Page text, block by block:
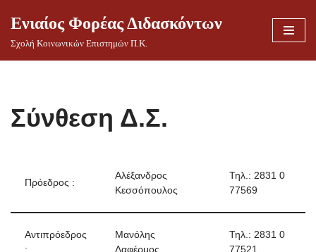
Μεταπηδήστε
Ενιαίος Φορέας Διδασκόντων
Σχολή Κοινωνικών Επιστημών Π.Κ.
Σύνθεση Δ.Σ.
Πρόεδρος :
Αλέξανδρος
Κεσσόπουλος
Τηλ.: 2831 0
77569
Αντιπρόεδρος
:
Μανόλης
Δαφέρμος
Τηλ.: 2831 0
77521